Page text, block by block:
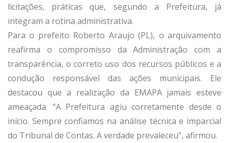
licitações, práticas que, segundo a Prefeitura, já
integram a rotina administrativa.
Para o prefeito Roberto Araujo (PL), o arquivamento
reafirma o compromisso da Administração com a
transparência, o correto uso dos recursos públicos e a
condução responsável das ações municipais. Ele
destacou que a realização da EMAPA jamais esteve
ameaçada. “A Prefeitura agiu corretamente desde o
início. Sempre confiamos na análise técnica e imparcial
do Tribunal de Contas. A verdade prevaleceu”, afirmou.